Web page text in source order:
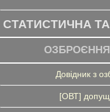
СТАТИСТИЧНА
ОЗБРОЄННЯ
Довідник з
[ОВТ]